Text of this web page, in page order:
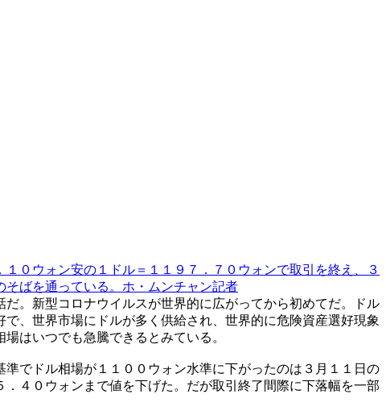
１０ウォン安の１ドル＝１１９７．７０ウォンで取引を終え、３
ばを通っている。ホ・ムンチャン記者
。新型コロナウイルスが世界的に広がってから初めてだ。ドル
、世界市場にドルが多く供給され、世界的に危険資産選好現象
はいつでも急騰できるとみている。
でドル相場が１１００ウォン水準に下がったのは３月１１日の
４０ウォンまで値を下げた。だが取引終了間際に下落幅を一部